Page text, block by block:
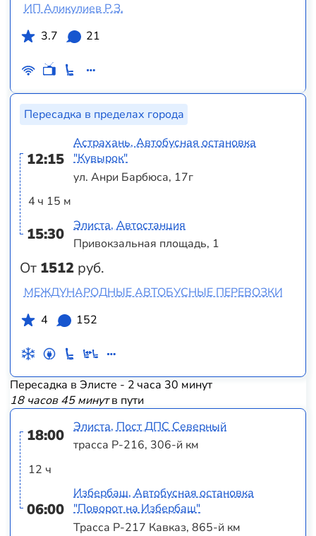
ИП Аликулиев Р.З.
3.7
21
Пересадка в пределах города
12:15
4 ч 15 м
15:30
От 1512 руб.
Астрахань, Автобусная остановка
"Кувырок"
ул. Анри Барбюса, 17г
Элиста, Автостанция
Привокзальная площадь, 1
МЕЖДУНАРОДНЫЕ АВТОБУСНЫЕ ПЕРЕВОЗКИ
4
152
Пересадка в Элисте - 2 часа 30 минут
18 часов 45 минутв пути
18:00
12 ч
06:00
Элиста, Пост ДПС Северный
трасса Р-216, 306-й км
Избербаш, Автобусная остановка
"Поворот на Избербаш"
Трасса Р-217 Кавказ, 865-й км